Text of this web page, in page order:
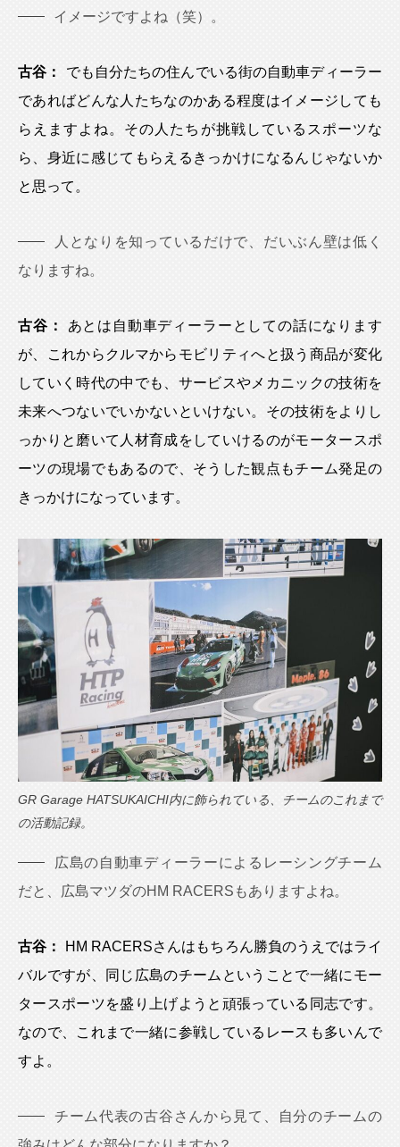
イメージですよね（笑）。
古谷：
でも自分たちの住んでいる街の自動車ディーラー
であればどんな人たちなのかある程度はイメージしても
らえますよね。その人たちが挑戦しているスポーツな
ら、身近に感じてもらえるきっかけになるんじゃないか
と思って。
人となりを知っているだけで、だいぶん壁は低く
なりますね。
古谷：
あとは自動車ディーラーとしての話になります
が、これからクルマからモビリティへと扱う商品が変化
していく時代の中でも、サービスやメカニックの技術を
未来へつないでいかないといけない。その技術をよりし
っかりと磨いて人材育成をしていけるのがモータースポ
ーツの現場でもあるので、そうした観点もチーム発足の
きっかけになっています。
GR Garage HATSUKAICHI内に飾られている、チームのこれまで
の活動記録。
広島の自動車ディーラーによるレーシングチーム
だと、広島マツダのHM RACERSもありますよね。
古谷：
HM RACERSさんはもちろん勝負のうえではライ
バルですが、同じ広島のチームということで一緒にモー
タースポーツを盛り上げようと頑張っている同志です。
なので、これまで一緒に参戦しているレースも多いんで
すよ。
チーム代表の古谷さんから見て、自分のチームの